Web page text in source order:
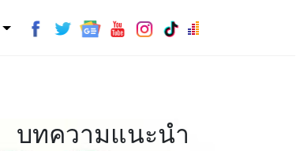
บทความแนะนำ